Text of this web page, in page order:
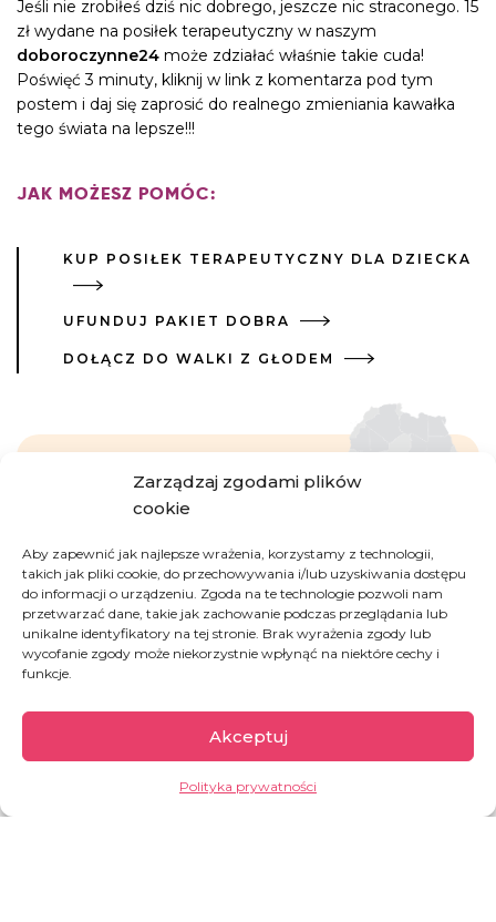
Zarządzaj zgodami plików
cookie
Aby zapewnić jak najlepsze wrażenia, korzystamy z technologii,
takich jak pliki cookie, do przechowywania i/lub uzyskiwania dostępu
do informacji o urządzeniu. Zgoda na te technologie pozwoli nam
przetwarzać dane, takie jak zachowanie podczas przeglądania lub
unikalne identyfikatory na tej stronie. Brak wyrażenia zgody lub
wycofanie zgody może niekorzystnie wpłynąć na niektóre cechy i
funkcje.
Akceptuj
Polityka prywatności
Demokratyczna
Republika Konga
Drugi co do wielkości kraj w Afryce, kraj pełen
paradoksów. Z jednej strony bogaty w zasoby
naturalne (m.in.: kobalt, miedź, koltan, ropa
mieszkańcy należą do najbiedniejszych na
świecie. Od dziesięcioleci Kongo (DRC)
pogrążone jest w przedłużających się
konfliktach, które doprowadziły do powstania
Jeśli nie zrobiłeś dziś nic dobrego, jeszcze nic straconego. 15
zł wydane na posiłek terapeutyczny w naszym
doboroczynne24 może zdziałać właśnie takie cuda!
Poświęć 3 minuty, kliknij w link z komentarza pod tym
postem i daj się zaprosić do realnego zmieniania kawałka
tego świata na lepsze!!!
JAK MOŻESZ POMÓC:
KUP POSIŁEK TERAPEUTYCZNY DLA DZIECKA
UFUNDUJ PAKIET DOBRA
DOŁĄCZ DO WALKI Z GŁODEM